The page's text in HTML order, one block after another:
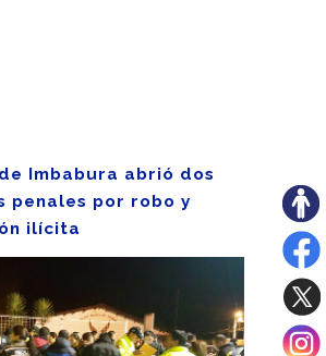
Imbabura abrió dos
penales por robo y
ilícita